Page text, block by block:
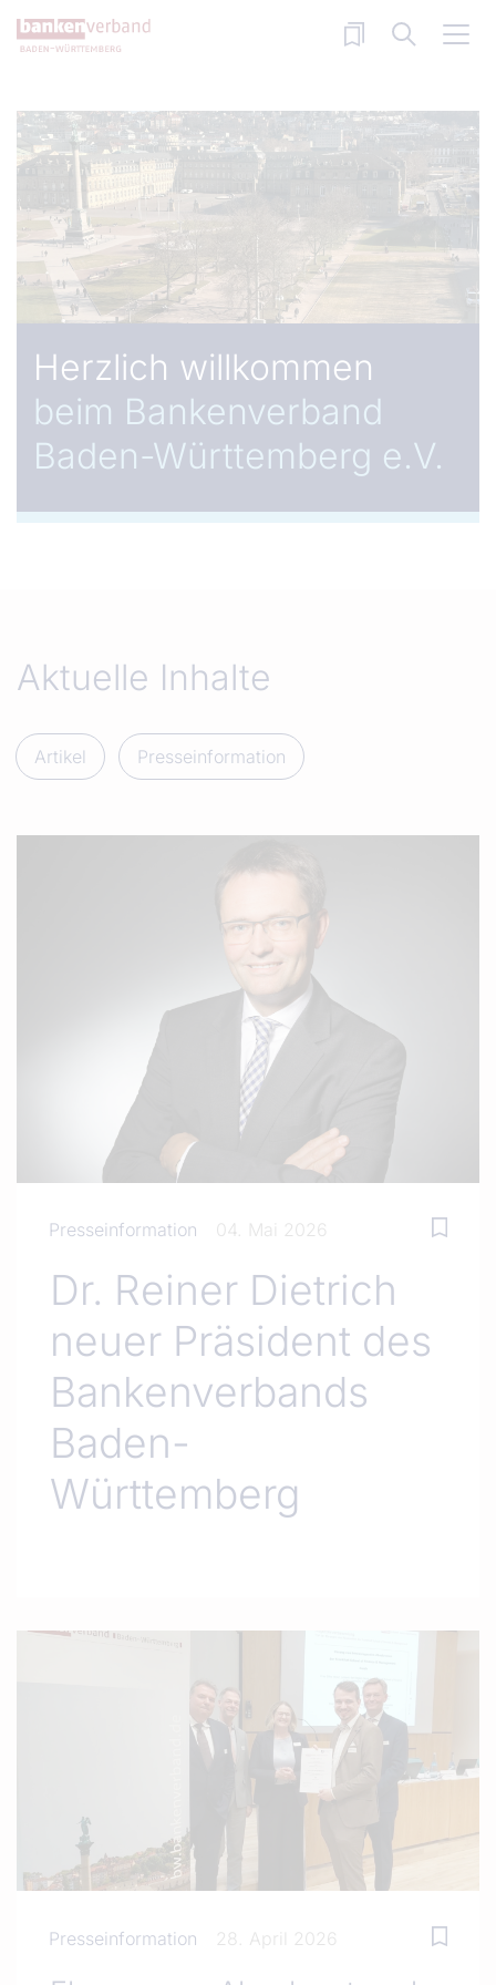
Direkt zum Inhalt
Herzlich willkommen
beim Bankenverband
Baden-Württemberg e.V.
Aktuelle Inhalte
Artikel Presseinformation
Presseinformation 04. Mai 2026
Dr. Reiner Dietrich
neuer Präsident des
Bankenverbands
Baden-
Württemberg
Presseinformation 28. April 2026